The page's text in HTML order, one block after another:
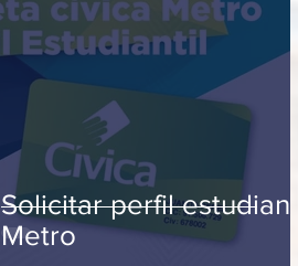
Solicitar perfil estudiantil
Metro